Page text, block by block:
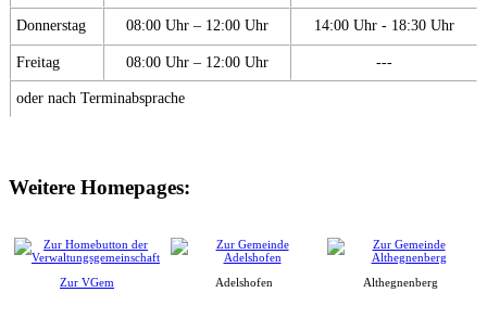
Donnerstag 08:00 Uhr – 12:00 Uhr 14:00 Uhr - 18:30 Uhr
Freitag 08:00 Uhr – 12:00 Uhr ---
oder nach Terminabsprache
Weitere Homepages:
Zur VGem Adelshofen Althegnenberg